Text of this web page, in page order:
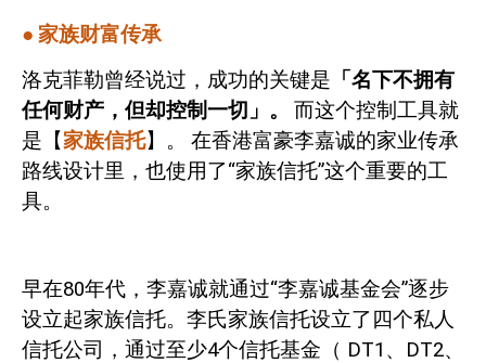
● 家族财富传承
洛克菲勒曾经说过，成功的关键是 「名下不拥有
任何财产，但却控制一切」。
而这个控制工具就
是【家族信托】。
在香港富豪李嘉诚的家业传承
路线设计里，也使用了“家族信托”这个重要的工
具。
早在80年代，李嘉诚就通过“李嘉诚基金会”逐步
设立起家族信托。李氏家族信托设立了四个私人
信托公司，通过至少4个信托基金（ DT1 、 DT2、